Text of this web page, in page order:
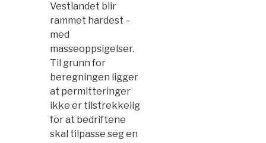
Vestlandet blir
rammet hardest –
med
masseoppsigelser.
Til grunn for
beregningen ligger
at permitteringer
ikke er tilstrekkelig
for at bedriftene
skal tilpasse seg en